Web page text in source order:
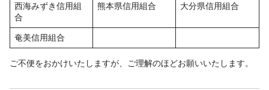
西海みずき信用組
合
熊本県信用組合 大分県信用組合
奄美信用組合
ご不便をおかけいたしますが、ご理解のほどお願いいたします。